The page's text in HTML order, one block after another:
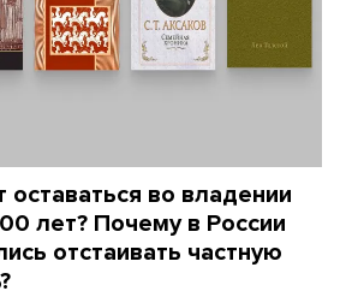
во владении
лет? Почему в России
отстаивать частную